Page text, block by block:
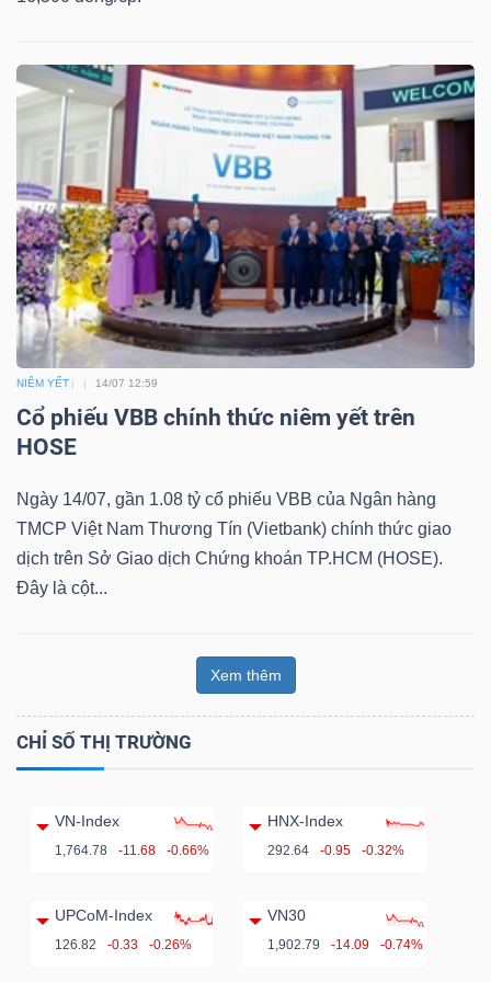
NIÊM YẾT 14/07 12:59
Cổ phiếu VBB chính thức niêm yết trên
HOSE
Ngày 14/07, gần 1.08 tỷ cổ phiếu VBB của Ngân hàng
TMCP Việt Nam Thương Tín (Vietbank) chính thức giao
dịch trên Sở Giao dịch Chứng khoán TP.HCM (HOSE).
Đây là cột...
Xem thêm
CHỈ SỐ THỊ TRƯỜNG
VN-Index
1,764.78 -11.68 -0.66%
HNX-Index
292.64 -0.95 -0.32%
UPCoM-Index
126.82 -0.33 -0.26%
VN30
1,902.79 -14.09 -0.74%
đầu
tư
Truyền
thông
tài
chính
Dữ